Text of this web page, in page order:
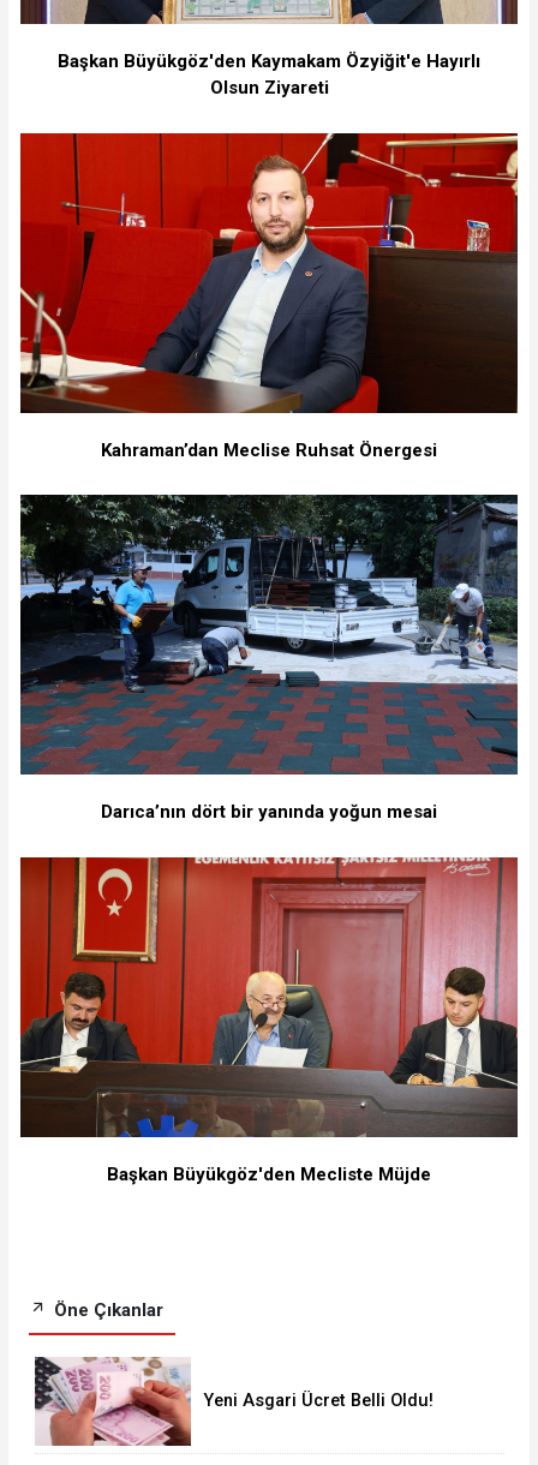
Başkan Büyükgöz'den Kaymakam Özyiğit'e Hayırlı
Olsun Ziyareti
Kahraman’dan Meclise Ruhsat Önergesi
Darıca’nın dört bir yanında yoğun mesai
Başkan Büyükgöz'den Mecliste Müjde
Öne Çıkanlar
Yeni Asgari Ücret Belli Oldu!